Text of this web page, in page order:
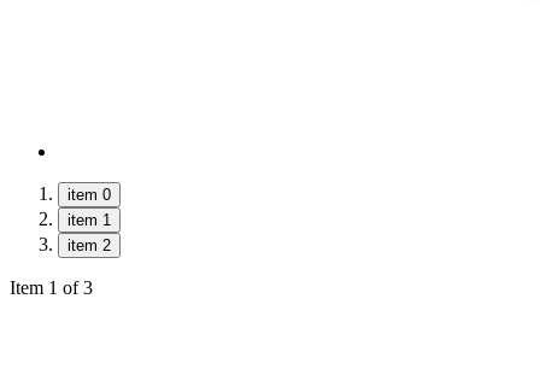
item 0
item 1
item 2
Item 1 of 3